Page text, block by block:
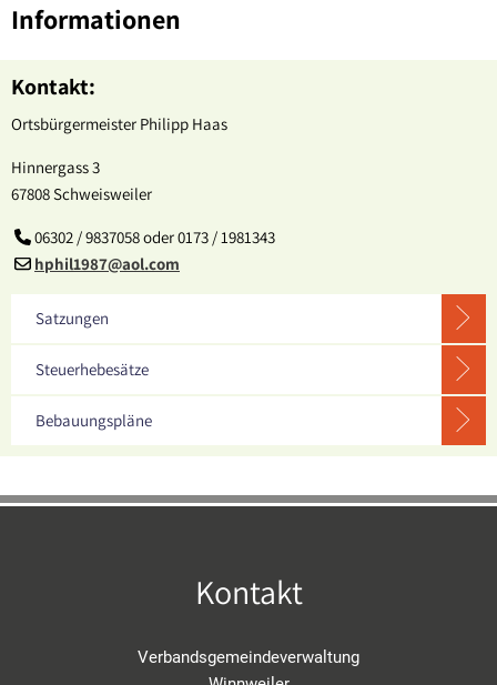
Informationen
Kontakt:
Ortsbürgermeister Philipp Haas
Hinnergass 3
67808 Schweisweiler
06302 / 9837058 oder 0173 / 1981343
hphil1987@aol.com
Satzungen
Steuerhebesätze
Bebauungspläne
Kontakt
Verbandsgemeindeverwaltung